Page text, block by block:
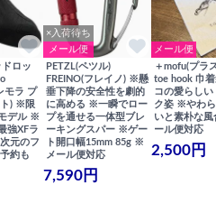
ドロッ
モラ プ
ト) ※限
デル ※
強XFラ
元のフ
約も
×入荷待ち
メール便
PETZL(ペツル)
FREINO(フレイノ) ※懸
垂下降の安全性を劇的
に高める ※一瞬でロー
プを通せる一体型ブレ
ーキングスパー ※ゲー
ト開口幅15mm 85g ※
メール便対応
7,590円
メール便
＋mofu(プラ
toe hook 巾
コの愛らしい
ク姿 ※やわ
いと素朴な
ール便対応
2,500円